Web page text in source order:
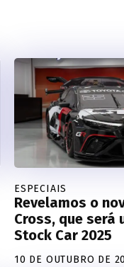
ESPECIAIS
Revelamos o
Cross, que será
Stock Car 2025
10 DE OUTUBRO DE